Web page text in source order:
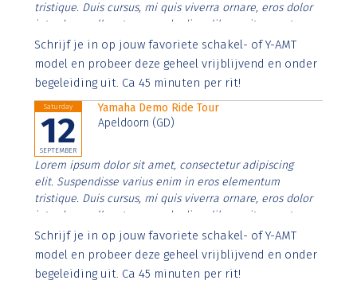
tristique. Duis cursus, mi quis viverra ornare, eros dolor
interdum nulla, ut commodo diam libero vitae erat.
Aenean faucibus nibh et justo cursus id rutrum lorem
imperdiet. Nunc ut sem vitae risus tristique posuere.
Schrijf je in op jouw favoriete schakel- of Y-AMT
model en probeer deze geheel vrijblijvend en onder
begeleiding uit. Ca 45 minuten per rit!
Saturday
12
SEPTEMBER
Yamaha Demo Ride Tour
Apeldoorn (GD)
Lorem ipsum dolor sit amet, consectetur adipiscing
elit. Suspendisse varius enim in eros elementum
tristique. Duis cursus, mi quis viverra ornare, eros dolor
interdum nulla, ut commodo diam libero vitae erat.
Aenean faucibus nibh et justo cursus id rutrum lorem
imperdiet. Nunc ut sem vitae risus tristique posuere.
Schrijf je in op jouw favoriete schakel- of Y-AMT
model en probeer deze geheel vrijblijvend en onder
begeleiding uit. Ca 45 minuten per rit!